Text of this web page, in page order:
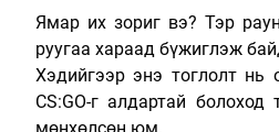
Ямар их зориг вэ? Тэр
руугаа хараад бүжиглэж
Хэдийгээр энэ тоглолт
CS:GO-г алдартай